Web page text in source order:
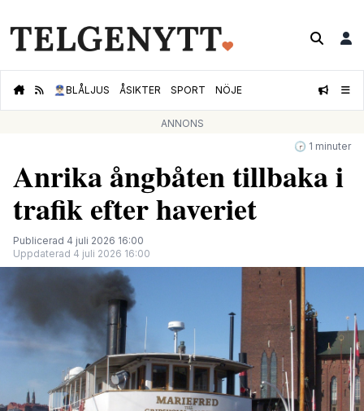
👮🏻‍♂️BLÅLJUS ÅSIKTER SPORT NÖJE
ANNONS
🕝 1 minuter
Anrika ångbåten tillbaka i
trafik efter haveriet
Publicerad 4 juli 2026 16:00
Uppdaterad 4 juli 2026 16:00